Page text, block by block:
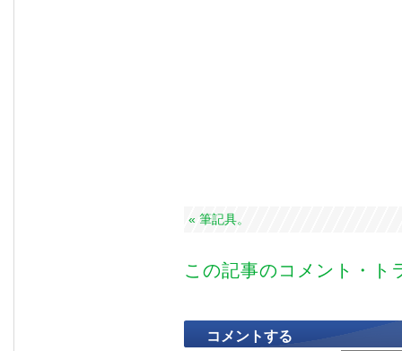
« 筆記具。
この記事のコメント・ト
コメントする